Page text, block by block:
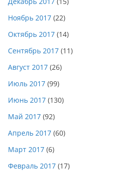
Ноябрь 2017 (22)
Октябрь 2017 (14)
Сентябрь 2017 (11)
Август 2017 (26)
Июль 2017 (99)
Июнь 2017 (130)
Май 2017 (92)
Апрель 2017 (60)
Март 2017 (6)
Февраль 2017 (17)